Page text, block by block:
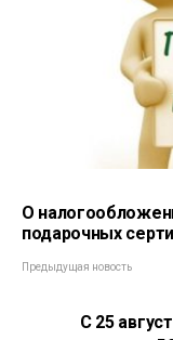
О
подарочных
Предыдущая новость
С 25